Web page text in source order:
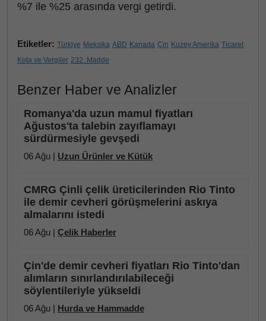
%7 ile %25 arasında vergi getirdi.
Etiketler: Türkiye Meksika ABD Kanada Çin Kuzey Amerika Ticaret
Kota ve Vergiler 232. Madde
Benzer Haber ve Analizler
Romanya'da uzun mamul fiyatları
Ağustos'ta talebin zayıflamayı
sürdürmesiyle gevşedi
06 Ağu | Uzun Ürünler ve Kütük
CMRG Çinli çelik üreticilerinden Rio Tinto
ile demir cevheri görüşmelerini askıya
almalarını istedi
06 Ağu | Çelik Haberler
Çin'de demir cevheri fiyatları Rio Tinto'dan
alımların sınırlandırılabileceği
söylentileriyle yükseldi
06 Ağu | Hurda ve Hammadde